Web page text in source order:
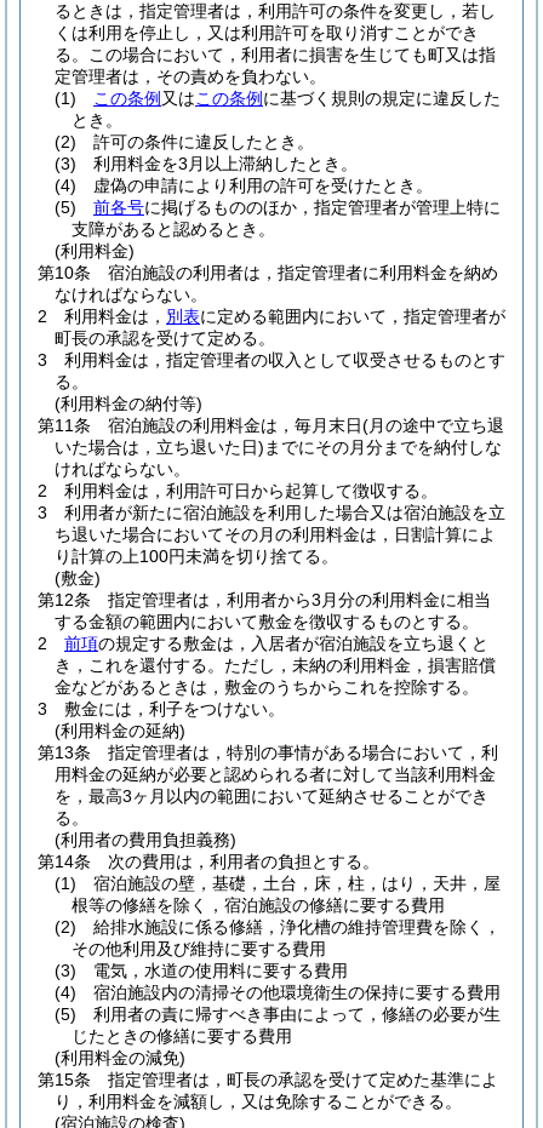
るときは，指定管理者は，利用許可の条件を変更し，若し
くは利用を停止し，又は利用許可を取り消すことができ
る。
この場合において，利用者に損害を生じても町又は指
定管理者は，その責めを負わない。
(1)
この条例 又はこの条例 に基づく規則の規定に違反した
とき。
(2)
許可の条件に違反したとき。
(3)
利用料金を3月以上滞納したとき。
(4)
虚偽の申請により利用の許可を受けたとき。
(5)
前各号に掲げるもののほか，指定管理者が管理上特に
支障があると認めるとき。
(利用料金)
第10条
宿泊施設の利用者は，指定管理者に利用料金を納め
なければならない。
2
利用料金は， 別表に定める範囲内において，指定管理者が
町長の承認を受けて定める。
3
利用料金は，指定管理者の収入として収受させるものとす
る。
(利用料金の納付等)
第11条
宿泊施設の利用料金は，毎月末日(月の途中で立ち退
いた場合は，立ち退いた日) までにその月分までを納付しな
ければならない。
2
利用料金は，利用許可日から起算して徴収する。
3
利用者が新たに宿泊施設を利用した場合又は宿泊施設を立
ち退いた場合においてその月の利用料金は，日割計算によ
り計算の上100円未満を切り捨てる。
(敷金)
第12条
指定管理者は，利用者から3月分の利用料金に相当
する金額の範囲内において敷金を徴収するものとする。
2
前項の規定する敷金は，入居者が宿泊施設を立ち退くと
き，これを還付する。 ただし，未納の利用料金，損害賠償
金などがあるときは，敷金のうちからこれを控除する。
3
敷金には，利子をつけない。
(利用料金の延納)
第13条
指定管理者は，特別の事情がある場合において，利
用料金の延納が必要と認められる者に対して当該利用料金
を，最高3ヶ月以内の範囲において延納させることができ
る。
(利用者の費用負担義務)
第14条
次の費用は，利用者の負担とする。
(1)
宿泊施設の壁，基礎，土台，床，柱，はり，天井，屋
根等の修繕を除く，宿泊施設の修繕に要する費用
(2)
給排水施設に係る修繕，浄化槽の維持管理費を除く，
その他利用及び維持に要する費用
(3)
電気，水道の使用料に要する費用
(4)
宿泊施設内の清掃その他環境衛生の保持に要する費用
(5)
利用者の責に帰すべき事由によって，修繕の必要が生
じたときの修繕に要する費用
(利用料金の減免)
第15条
指定管理者は，町長の承認を受けて定めた基準によ
り，利用料金を減額し，又は免除することができる。
(宿泊施設の検査)